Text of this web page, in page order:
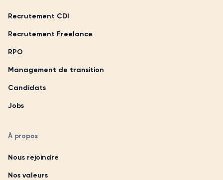
Recrutement CDI
Recrutement Freelance
RPO
Management de transition
Candidats
Jobs
À propos
Nous rejoindre
Nos valeurs